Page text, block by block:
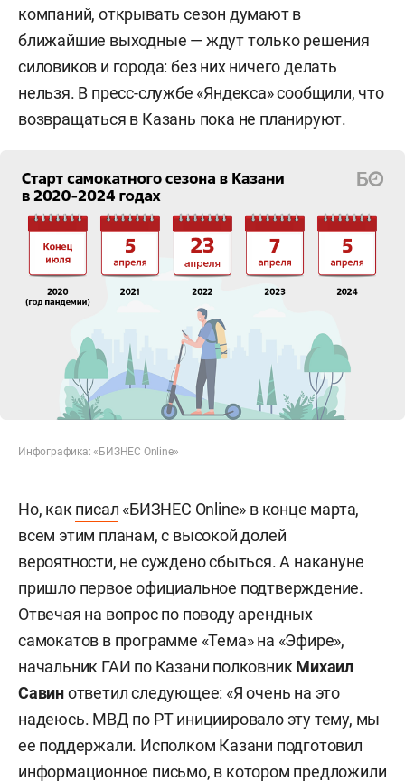
компаний, открывать сезон думают в
ближайшие выходные — ждут только решения
силовиков и города: без них ничего делать
нельзя. В пресс-службе «Яндекса» сообщили, что
возвращаться в Казань пока не планируют.
Инфографика: «БИЗНЕС Online»
Но, какписал «БИЗНЕС Online» в конце марта,
всем этим планам, с высокой долей
вероятности, не суждено сбыться. А накануне
пришло первое официальное подтверждение.
Отвечая на вопрос по поводу арендных
самокатов в программе «Тема» на «Эфире»,
начальник ГАИ по Казани полковникМихаил
Савинответил следующее: «Я очень на это
надеюсь. МВД по РТ инициировало эту тему, мы
ее поддержали. Исполком Казани подготовил
информационное письмо, в котором предложили